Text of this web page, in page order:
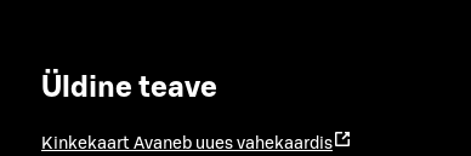
Üldine teave
Kinkekaart Avaneb uues vahekaardis